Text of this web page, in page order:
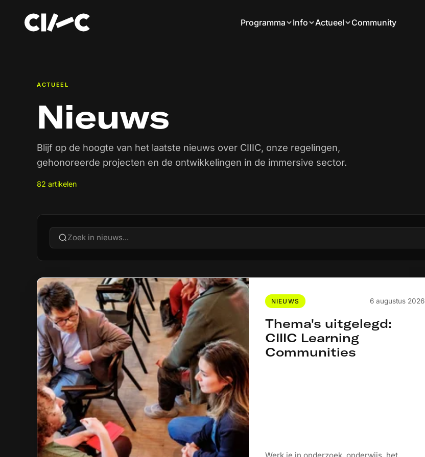
Programma Info Actueel Community
ACTUEEL
Nieuws
Blijf op de hoogte van het laatste nieuws over CIIIC, onze regelingen,
gehonoreerde projecten en de ontwikkelingen in de immersive sector.
82 artikelen
NIEUWS 6 augustus 2026
Thema's uitgelegd:
CIIIC Learning
Communities